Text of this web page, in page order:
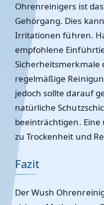
Ohrenreinigers ist
Gehörgang. Dies
Irritationen führen.
empfohlene
Sicherheitsmerkmale
regelmäßige
jedoch sollte darauf
natürliche
beeinträchtigen.
zu Trockenheit und
Fazit
Der Wush